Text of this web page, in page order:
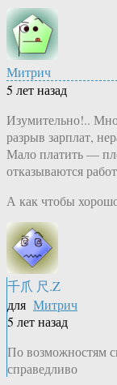
Митрич
5 лет назад
Изумительно!..
разрыв зарплат,
Мало платить —
отказываются
А как чтобы
千爪 尺.Z
для Митрич
5 лет назад
По возможностям
справедливо